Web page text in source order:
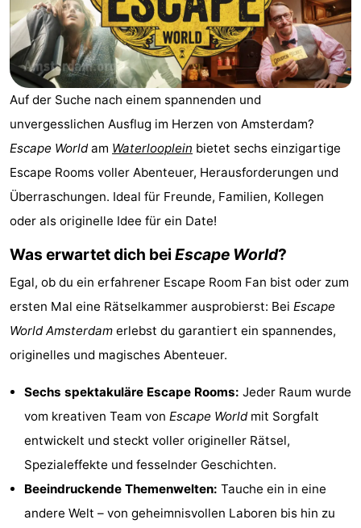
Appartements
Campingplätze
Ferienhäuser
Het
Amsterdamse
Bos
-
Spaarnwoude
Zimmer
(mit
Lastminutes
Attraktionen
Sehen
tun
Museen
Auf der Suche nach einem spannenden und
unvergesslichen Ausflug im Herzen von Amsterdam?
Escape Worldam Waterlooplein bietet sechs einzigartige
Escape Rooms voller Abenteuer, Herausforderungen und
Überraschungen. Ideal für Freunde, Familien, Kollegen
oder als originelle Idee für ein Date!
Was erwartet dich bei Escape World?
Egal, ob du ein erfahrener Escape Room Fan bist oder zum
ersten Mal eine Rätselkammer ausprobierst: Bei Escape
World Amsterdam erlebst du garantiert ein spannendes,
originelles und magisches Abenteuer.
Sechs spektakuläre Escape Rooms: Jeder Raum wurde
vom kreativen Team von Escape Worldmit Sorgfalt
entwickelt und steckt voller origineller Rätsel,
Spezialeffekte und fesselnder Geschichten.
Beeindruckende Themenwelten: Tauche ein in eine
andere Welt – von geheimnisvollen Laboren bis hin zu